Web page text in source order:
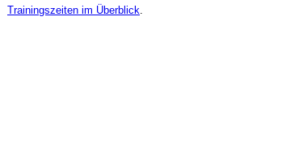
Trainingszeiten im Überblick